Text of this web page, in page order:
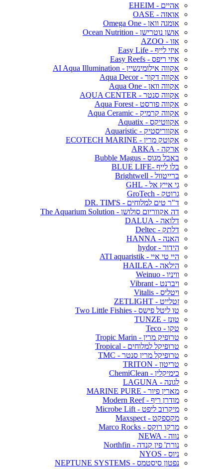
אהיים - EHEIM
אואזה - OASE
אומגה וואן - Omega One
אושן נוטרישן - Ocean Nutrition
אזו - AZOO
איזי לייף - Easy Life
איזי ריפס - Easy Reefs
אקווה אילומינשיין - AI Aqua Illumination
אקווה דקור - Aqua Decor
אקווה וואן - Aqua One
אקווה סנטר - AQUA CENTER
אקווה פורסט - Aqua Forest
אקווה קרמיק - Aqua Ceramic
אקווטיקס - Aquatix
אקווריסטיק - Aquaristic
אקוטק מרין - ECOTECH MARINE
ארקה - ARKA
באבל מגוס - Bubble Magus
בלו לייף -BLUE LIFE
ברייטוול - Brightwell
גי אייץ אל - GHL
גרוטק - GroTech
ד"ר טים למלוחים - DR. TIM'S
דה אקווריום סולושן - The Aquarium Solution
דלואה - DALUA
דלתק - Deltec
האנה - HANNA
הידור - hydor
היי טי איי - ATI aquaristik
הילאה - HAILEA
וויניו - Weinuo
ויברנט - Vibrant
ויטליס - Vitalis
זטלייט - ZETLIGHT
טו ליטל פישס - Two Little Fishies
טונז - TUNZE
טקו - Teco
טרופיק מרין - Tropic Marin
טרופיקל למלוחים - Tropical
טרופיקל מרין סנטר - TMC
טריטון - TRITON
כימיקלין - ChemiClean
לגונה - LAGUNA
מארין פיור - MARINE PURE
מודרן ריף - Modern Reef
מיקרוב ליפט - Microbe Lift
מקספקט - Maxspect
מרקו רוקס - Marco Rocks
נווה - NEWA
נורת' פין קנדה - Northfin
ניוס - NYOS
נפטון סיסטמס - NEPTUNE SYSTEMS